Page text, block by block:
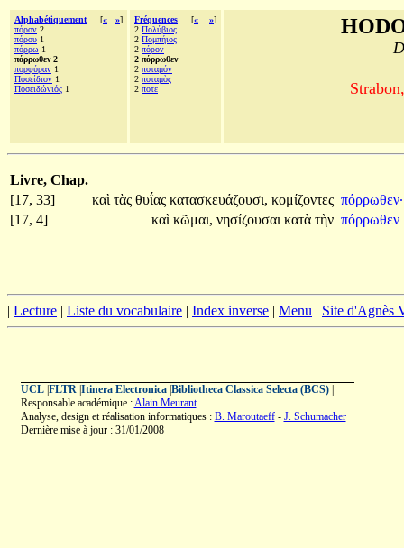
Alphabétiquement [« »]
πόρον 2
πόρου 1
πόρρω 1
πόρρωθεν 2
πορφύραν 1
Ποσείδιον 1
Ποσειδώνιός 1
Fréquences [« »]
2 Πολύβιος
2 Πομπήιος
2 πόρον
2 πόρρωθεν
2 ποταμόν
2 ποταμὸς
2 ποτε
Livre, Chap.
[17, 33]
καὶ τὰς θυΐας κατασκευάζουσι, κομίζοντες πόρρωθεν·
[17, 4]
καὶ κῶμαι, νησίζουσαι κατὰ τὴν πόρρωθεν
| Lecture | Liste du vocabulaire | Index inverse | Menu | Site d'Agnès
UCL| FLTR| Itinera Electronica| Bibliotheca Classica Selecta (BCS)|
Responsable académique :Alain Meurant
Analyse, design et réalisation informatiques : B. Maroutaeff- J. Schumacher
Dernière mise à jour : 31/01/2008